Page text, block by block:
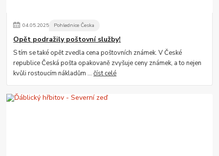
04.05.2025 Pohlednice Česka
Opět podražily poštovní služby!
S tím se také opět zvedla cena poštovních známek. V České
republice Česká pošta opakovaně zvyšuje ceny známek, a to nejen
kvůli rostoucím nákladům ...číst celé